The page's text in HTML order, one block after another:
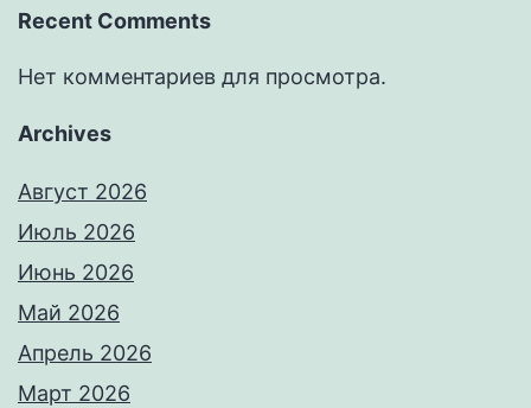
Recent Comments
Нет комментариев для просмотра.
Archives
Август 2026
Июль 2026
Июнь 2026
Май 2026
Апрель 2026
Март 2026